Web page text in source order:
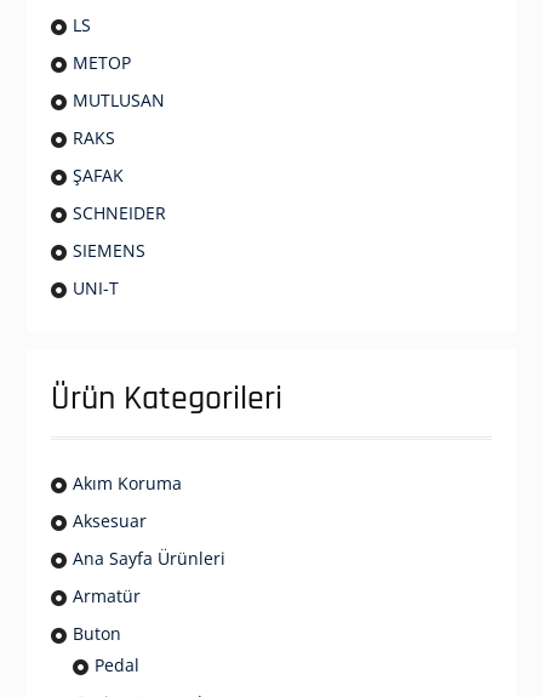
LS
METOP
MUTLUSAN
RAKS
ŞAFAK
SCHNEIDER
SIEMENS
UNI-T
Ürün Kategorileri
Akım Koruma
Aksesuar
Ana Sayfa Ürünleri
Armatür
Buton
Pedal